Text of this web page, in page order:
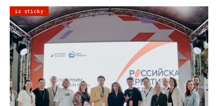
is sticky